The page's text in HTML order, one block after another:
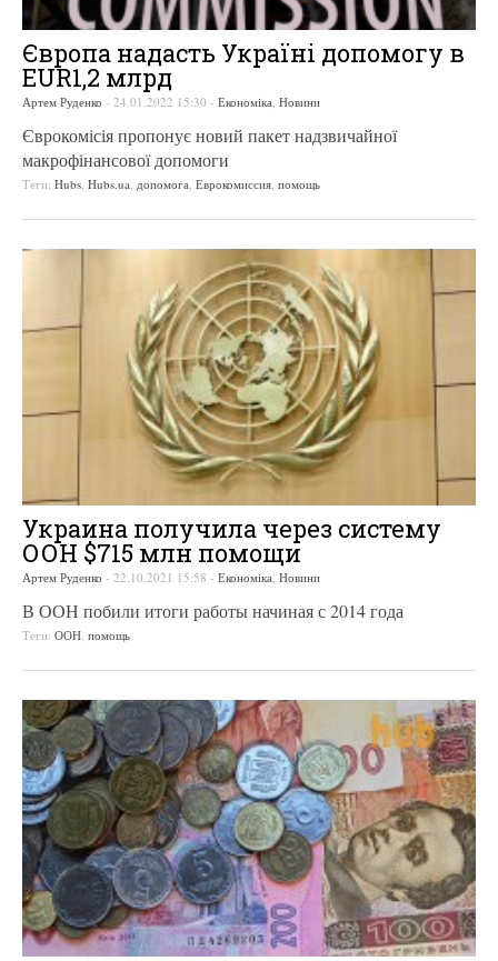
Європа надасть Україні допомогу в
EUR1,2 млрд
Артем Руденко - 24.01.2022 15:30 - Економіка, Новини
Єврокомісія пропонує новий пакет надзвичайної
макрофінансової допомоги
Теги: Hubs, Hubs.ua, допомога, Еврокомиссия, помощь
Украина получила через систему
ООН $715 млн помощи
Артем Руденко - 22.10.2021 15:58 - Економіка Новини
В ООН побили итоги работы начиная с 2014 года
Теги: ООН помощь